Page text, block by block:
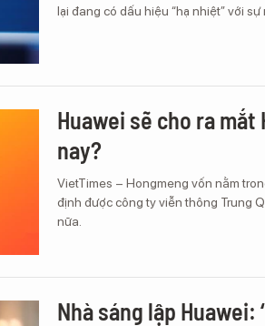
lại đang có dấu hiệu “hạ nhiệt” với
Huawei sẽ cho ra mắt
nay?
VietTimes – Hongmeng vốn nằm
định được công ty viễn thông Trung
nữa.
Nhà sáng lập Huawei: